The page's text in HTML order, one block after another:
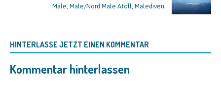
Male, Male/Nord Male Atoll, Malediven
HINTERLASSE JETZT EINEN KOMMENTAR
Kommentar hinterlassen